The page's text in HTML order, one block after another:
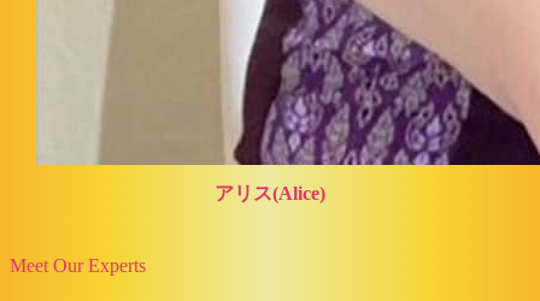
アリス(Alice)
Meet Our Experts